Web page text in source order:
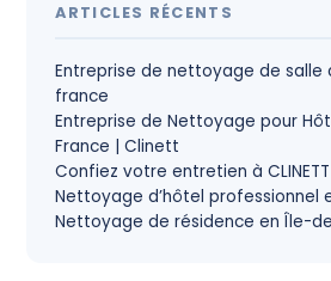
ARTICLES RÉCENTS
Entreprise de nettoyage de salle
france
Entreprise de Nettoyage pour
France | Clinett
Confiez votre entretien à CLINETT
Nettoyage d’hôtel professionnel
Nettoyage de résidence en Île-